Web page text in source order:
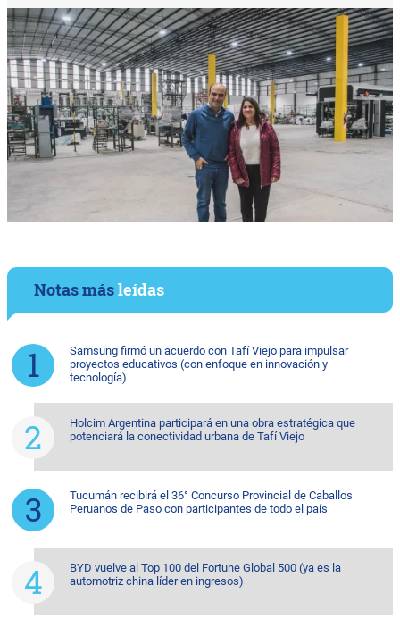
Notas másleídas
Samsung firmó un acuerdo con Tafí Viejo para impulsar
proyectos educativos (con enfoque en innovación y
tecnología)
Holcim Argentina participará en una obra estratégica que
potenciará la conectividad urbana de Tafí Viejo
Tucumán recibirá el 36° Concurso Provincial de Caballos
Peruanos de Paso con participantes de todo el país
BYD vuelve al Top 100 del Fortune Global 500 (ya es la
automotriz china líder en ingresos)